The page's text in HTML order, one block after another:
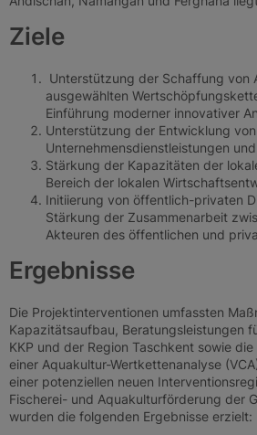
Ziele
Unterstützung der Schaffung von
ausgewählten
Einführung moderner innovativer
Unterstützung der Entwicklung von
Unternehmensdienstleistungen
Stärkung der Kapazitäten der
Bereich der lokalen
Initiierung von öffentlich-privaten
Stärkung der Zusammenarbeit
Akteuren des öffentlichen und
Ergebnisse
Die Projektinterventionen umfassten
Kapazitätsaufbau, Beratungsleistungen
KKP und der Region Taschkent sowie
einer Aquakultur-Wertkettenanalyse
einer potenziellen neuen
Fischerei- und Aquakulturförderung der
wurden die folgenden Ergebnisse erzielt: